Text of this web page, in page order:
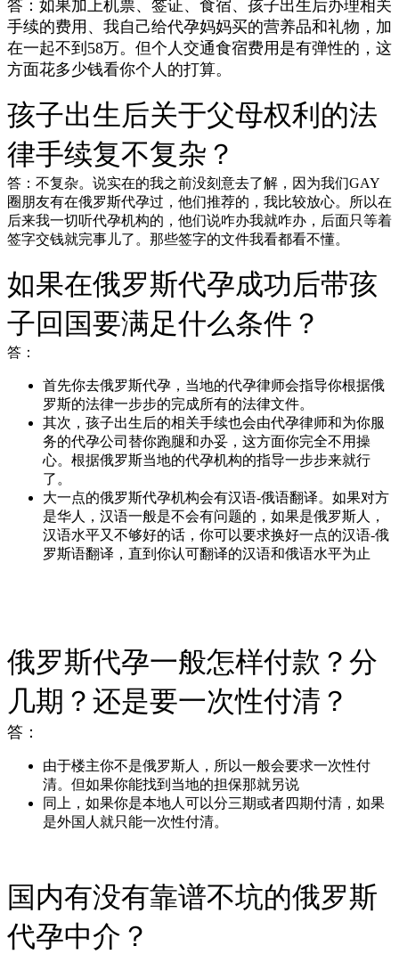
答：如果加上机票、签证、食宿、孩子出生后办理相关
手续的费用、我自己给代孕妈妈买的营养品和礼物，加
在一起不到58万。但个人交通食宿费用是有弹性的，这
方面花多少钱看你个人的打算。
孩子出生后关于父母权利的法
律手续复不复杂？
答：不复杂。说实在的我之前没刻意去了解，因为我们GAY
圈朋友有在俄罗斯代孕过，他们推荐的，我比较放心。所以在
后来我一切听代孕机构的，他们说咋办我就咋办，后面只等着
签字交钱就完事儿了。那些签字的文件我看都看不懂。
如果在俄罗斯代孕成功后带孩
子回国要满足什么条件？
答：
首先你去俄罗斯代孕，当地的代孕律师会指导你根据俄
罗斯的法律一步步的完成所有的法律文件。
其次，孩子出生后的相关手续也会由代孕律师和为你服
务的代孕公司替你跑腿和办妥，这方面你完全不用操
心。根据俄罗斯当地的代孕机构的指导一步步来就行
了。
大一点的俄罗斯代孕机构会有汉语-俄语翻译。如果对方
是华人，汉语一般是不会有问题的，如果是俄罗斯人，
汉语水平又不够好的话，你可以要求换好一点的汉语-俄
罗斯语翻译，直到你认可翻译的汉语和俄语水平为止
俄罗斯代孕一般怎样付款？分
几期？还是要一次性付清？
答：
由于楼主你不是俄罗斯人，所以一般会要求一次性付
清。但如果你能找到当地的担保那就另说
同上，如果你是本地人可以分三期或者四期付清，如果
是外国人就只能一次性付清。
国内有没有靠谱不坑的俄罗斯
代孕中介？